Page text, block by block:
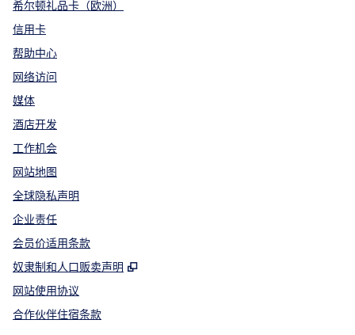
希尔顿礼品卡（欧洲）
信用卡
帮助中心
网络访问
媒体
酒店开发
工作机会
网站地图
全球隐私声明
企业责任
会员价适用条款
奴隶制和人口贩卖声明
,
网站使用协议
合作伙伴住宿条款